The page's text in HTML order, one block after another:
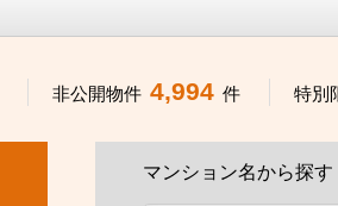
非公開物件 4,994 件 特別
マンション名から探す